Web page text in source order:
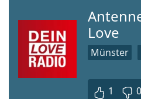
Love
Münster
1 0